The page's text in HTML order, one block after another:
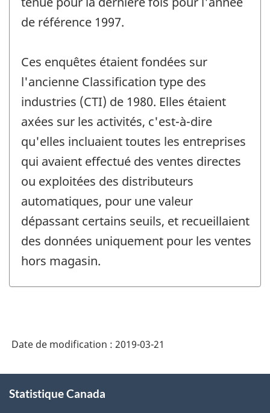
de référence 1997.
Ces enquêtes étaient fondées sur
l'ancienne Classification type des
industries (CTI) de 1980. Elles étaient
axées sur les activités, c'est-à-dire
qu'elles incluaient toutes les entreprises
qui avaient effectué des ventes directes
ou exploitées des distributeurs
automatiques, pour une valeur
dépassant certains seuils, et recueillaient
des données uniquement pour les ventes
hors magasin.
Date de modification : 2019-03-21
propos
Statistique Canada